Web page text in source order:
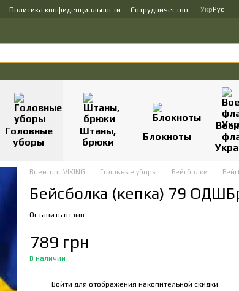
Политика конфиденциальности Сотрудничество УкрРус
Головные
уборы
Штаны,
брюки
Блокноты
Военторг VIKING Головные уборы Бейсболки
Бейсболка (кепка) 79
Оставить отзыв
789 грн
В наличии
Войти для отображения накопительной скидки